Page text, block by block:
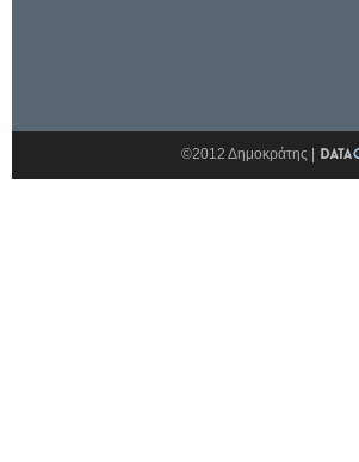
©2012 Δημοκράτης |